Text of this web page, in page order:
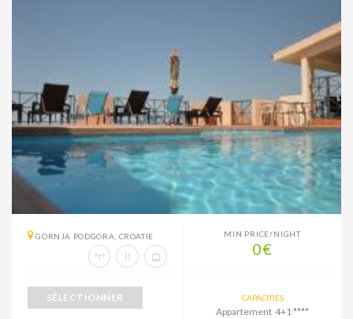
GORNJA PODGORA, CROATIE MIN PRICE/NIGHT
0€
SÉLECTIONNER CAPACITIES
Appartement 4+1 ****